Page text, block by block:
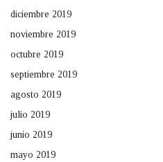
diciembre 2019
noviembre 2019
octubre 2019
septiembre 2019
agosto 2019
julio 2019
junio 2019
mayo 2019